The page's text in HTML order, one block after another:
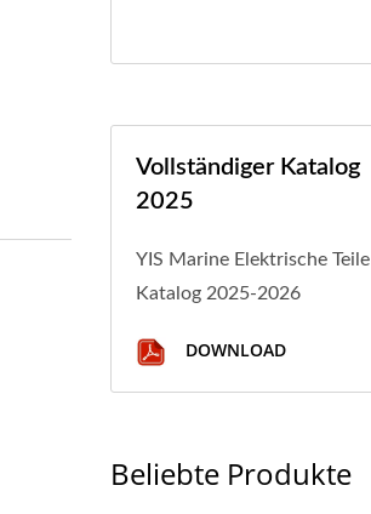
Vollständiger Katalog
2025
YIS Marine Elektrische Teile
Katalog 2025-2026
DOWNLOAD
Beliebte Produkte